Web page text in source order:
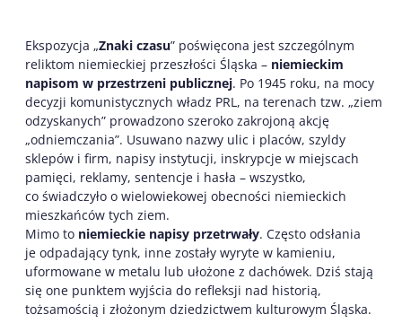
Ekspozycja „Znaki czasu” poświęcona jest szczególnym
reliktom niemieckiej przeszłości Śląska – niemieckim
napisom w przestrzeni publicznej. Po 1945 roku, na mocy
decyzji komunistycznych władz PRL, na terenach tzw. „ziem
odzyskanych” prowadzono szeroko zakrojoną akcję
„odniemczania”. Usuwano nazwy ulic i placów, szyldy
sklepów i firm, napisy instytucji, inskrypcje w miejscach
pamięci, reklamy, sentencje i hasła – wszystko,
co świadczyło o wielowiekowej obecności niemieckich
mieszkańców tych ziem.
Mimo to niemieckie napisy przetrwały. Często odsłania
je odpadający tynk, inne zostały wyryte w kamieniu,
uformowane w metalu lub ułożone z dachówek. Dziś stają
się one punktem wyjścia do refleksji nad historią,
tożsamością i złożonym dziedzictwem kulturowym Śląska.